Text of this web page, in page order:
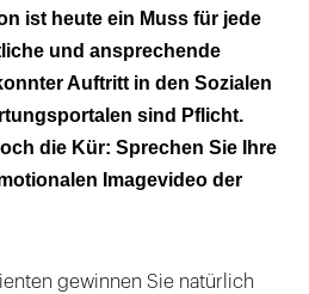
ist heute ein Muss für jede
und ansprechende
Auftritt in den Sozialen
sind Pflicht.
die Kür: Sprechen Sie Ihre
Imagevideo der
gewinnen Sie natürlich